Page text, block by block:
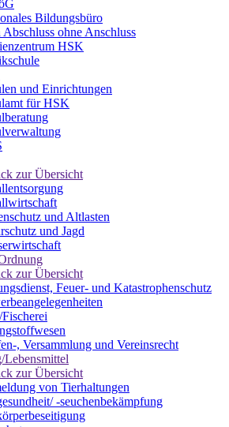
Bildungsbüro
ohne Anschluss
HSK
und Einrichtungen
für HSK
zur Übersicht
und Altlasten
und Jagd
zur Übersicht
Feuer- und Katastrophenschutz
Fischerei
, Versammlung und Vereinsrecht
Lebensmittel
zur Übersicht
von Tierhaltungen
-seuchenbekämpfung